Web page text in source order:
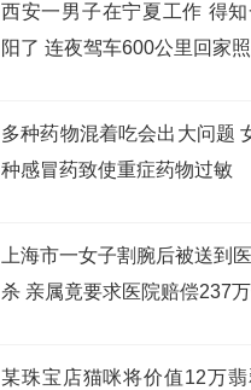
西安一男子在宁夏工作 得
阳了 连夜驾车600公里回家
多种药物混着吃会出大问题
种感冒药致使重症药物过敏
上海市一女子割腕后被送到
杀 亲属竟要求医院赔偿237
某珠宝店猫咪将价值12万